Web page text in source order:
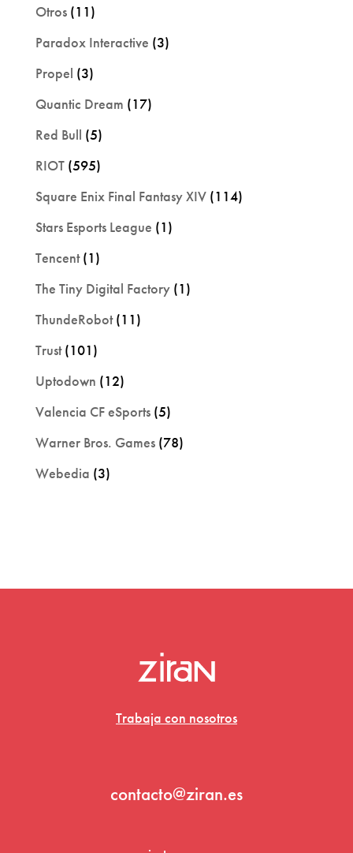
Otros(11)
Paradox Interactive (3)
Propel (3)
Quantic Dream (17)
Red Bull (5)
RIOT(595)
Square Enix Final Fantasy XIV(114)
Stars Esports League (1)
Tencent(1)
The Tiny Digital Factory(1)
ThundeRobot(11)
Trust(101)
Uptodown (12)
Valencia CF eSports(5)
Warner Bros. Games(78)
Webedia (3)
Trabaja con nosotros
contacto@ziran.es